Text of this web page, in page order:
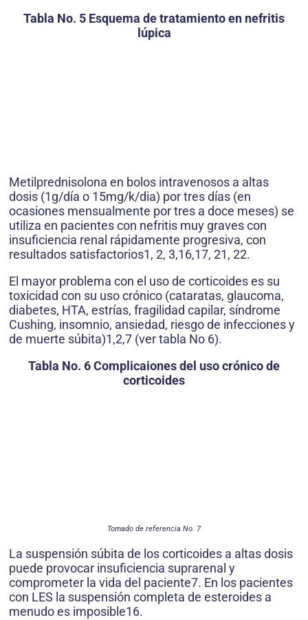
Tabla No. 5 Esquema de tratamiento en nefritis
lúpica
Metilprednisolona en bolos intravenosos a altas
dosis (1g/día o 15mg/k/dia) por tres días (en
ocasiones mensualmente por tres a doce meses) se
utiliza en pacientes con nefritis muy graves con
insuficiencia renal rápidamente progresiva, con
resultados satisfactorios1, 2, 3,16,17, 21, 22.
El mayor problema con el uso de corticoides es su
toxicidad con su uso crónico (cataratas, glaucoma,
diabetes, HTA, estrías, fragilidad capilar, síndrome
Cushing, insomnio, ansiedad, riesgo de infecciones y
de muerte súbita)1,2,7 (ver tabla No 6).
Tabla No. 6 Complicaiones del uso crónico de
corticoides
Tomado de referencia No. 7
La suspensión súbita de los corticoides a altas dosis
puede provocar insuficiencia suprarenal y
comprometer la vida del paciente7. En los pacientes
con LES la suspensión completa de esteroides a
menudo es imposible16.